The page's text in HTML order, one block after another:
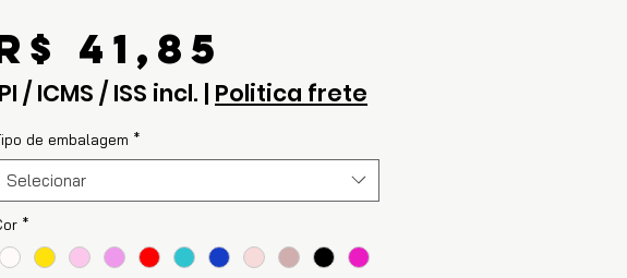
41,85
/ ICMS / ISS incl. | Politica frete
de embalagem *
Selecionar
*